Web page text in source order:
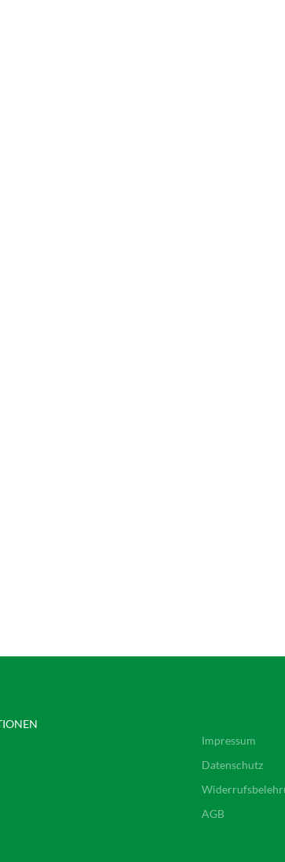
Impressum
Datenschutz
AGB